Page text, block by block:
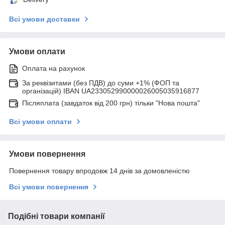
Всі умови доставки
Умови оплати
Оплата на рахунок
За реквізитами (без ПДВ) до суми +1% (ФОП та
організацій) IBAN UA233052990000026005035916877
Післяплата (завдаток від 200 грн) тільки "Нова пошта"
Всі умови оплати
Умови повернення
Повернення товару впродовж 14 днів за домовленістю
Всі умови повернення
Подібні товари компанії